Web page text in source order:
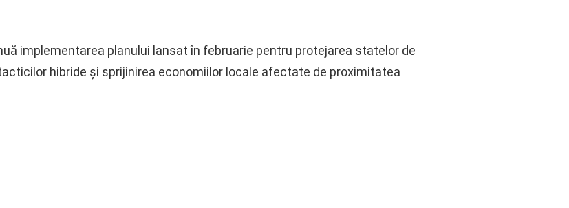
implementarea planului lansat în februarie pentru protejarea statelor de
hibride și sprijinirea economiilor locale afectate de proximitatea